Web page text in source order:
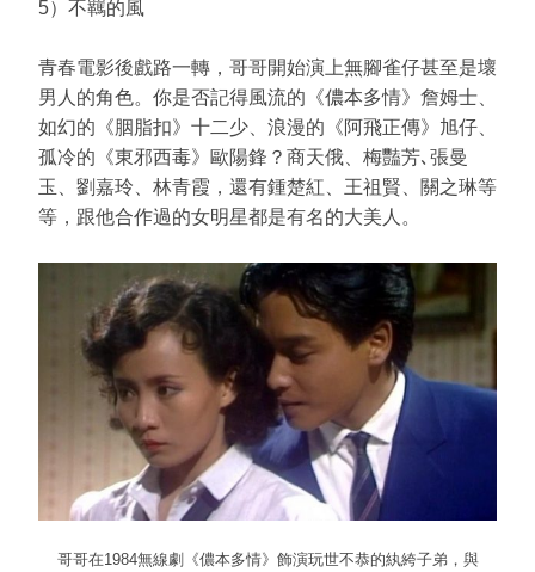
5）不羈的風
青春電影後戲路一轉，哥哥開始演上無腳雀仔甚至是壞
男人的角色。你是否記得風流的《儂本多情》詹姆士、
如幻的《胭脂扣》十二少、浪漫的《阿飛正傳》旭仔、
孤冷的《東邪西毒》歐陽鋒？商天俄、梅豔芳､張曼
玉、劉嘉玲、林青霞，還有鍾楚紅、王祖賢、關之琳等
等，跟他合作過的女明星都是有名的大美人。
哥哥在1984無線劇《儂本多情》飾演玩世不恭的紈絝子弟，與